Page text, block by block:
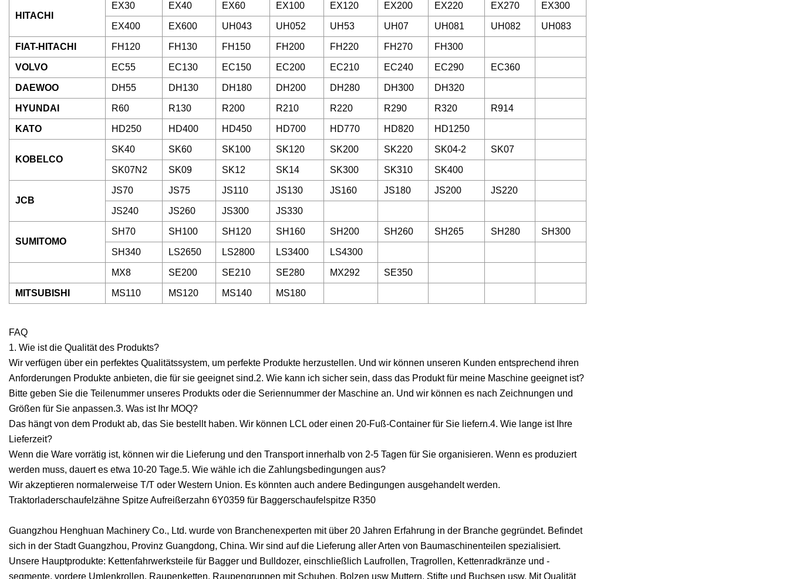
HITACHI
EX30 EX40 EX60 EX100 EX120 EX200 EX220 EX270 EX300
EX400 EX600 UH043 UH052 UH53 UH07 UH081 UH082 UH083
FIAT-HITACHI FH120 FH130 FH150 FH200 FH220 FH270 FH300
VOLVO EC55 EC130 EC150 EC200 EC210 EC240 EC290 EC360
DAEWOO DH55 DH130 DH180 DH200 DH280 DH300 DH320
HYUNDAI R60 R130 R200 R210 R220 R290 R320 R914
KATO HD250 HD400 HD450 HD700 HD770 HD820 HD1250
KOBELCO
SK40 SK60 SK100 SK120 SK200 SK220 SK04-2 SK07
SK07N2 SK09 SK12 SK14 SK300 SK310 SK400
JCB
JS70 JS75 JS110 JS130 JS160 JS180 JS200 JS220
JS240 JS260 JS300 JS330
SUMITOMO
SH70 SH100 SH120 SH160 SH200 SH260 SH265 SH280 SH300
SH340 LS2650 LS2800 LS3400 LS4300
MX8 SE200 SE210 SE280 MX292 SE350
MITSUBISHI MS110 MS120 MS140 MS180
FAQ
1. Wie ist die Qualität des Produkts?
Wir verfügen über ein perfektes Qualitätssystem, um perfekte Produkte herzustellen. Und wir können unseren Kunden entsprechend ihren
Anforderungen Produkte anbieten, die für sie geeignet sind.2. Wie kann ich sicher sein, dass das Produkt für meine Maschine geeignet ist?
Bitte geben Sie die Teilenummer unseres Produkts oder die Seriennummer der Maschine an. Und wir können es nach Zeichnungen und
Größen für Sie anpassen.3. Was ist Ihr MOQ?
Das hängt von dem Produkt ab, das Sie bestellt haben. Wir können LCL oder einen 20-Fuß-Container für Sie liefern.4. Wie lange ist Ihre
Lieferzeit?
Wenn die Ware vorrätig ist, können wir die Lieferung und den Transport innerhalb von 2-5 Tagen für Sie organisieren. Wenn es produziert
werden muss, dauert es etwa 10-20 Tage.5. Wie wähle ich die Zahlungsbedingungen aus?
Wir akzeptieren normalerweise T/T oder Western Union. Es könnten auch andere Bedingungen ausgehandelt werden.
Traktorladerschaufelzähne Spitze Aufreißerzahn 6Y0359 für Baggerschaufelspitze R350
Guangzhou Henghuan Machinery Co., Ltd. wurde von Branchenexperten mit über 20 Jahren Erfahrung in der Branche gegründet. Befindet
sich in der Stadt Guangzhou, Provinz Guangdong, China. Wir sind auf die Lieferung aller Arten von Baumaschinenteilen spezialisiert.
Unsere Hauptprodukte: Kettenfahrwerksteile für Bagger und Bulldozer, einschließlich Laufrollen, Tragrollen, Kettenradkränze und -
segmente, vordere Umlenkrollen, Raupenketten, Raupengruppen mit Schuhen, Bolzen usw Muttern, Stifte und Buchsen usw. Mit Qualität